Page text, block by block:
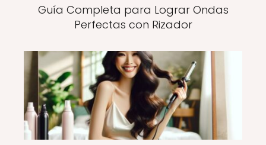
Guía Completa para Lograr Ondas
Perfectas con Rizador